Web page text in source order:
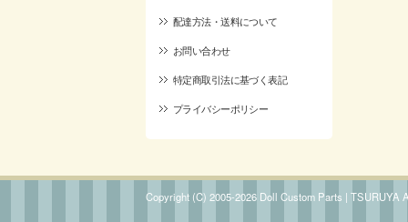
配達方法・送料について
お問い合わせ
特定商取引法に基づく表記
プライバシーポリシー
Copyright (C) 2005-2026 Doll Custom Parts | TSURUYA